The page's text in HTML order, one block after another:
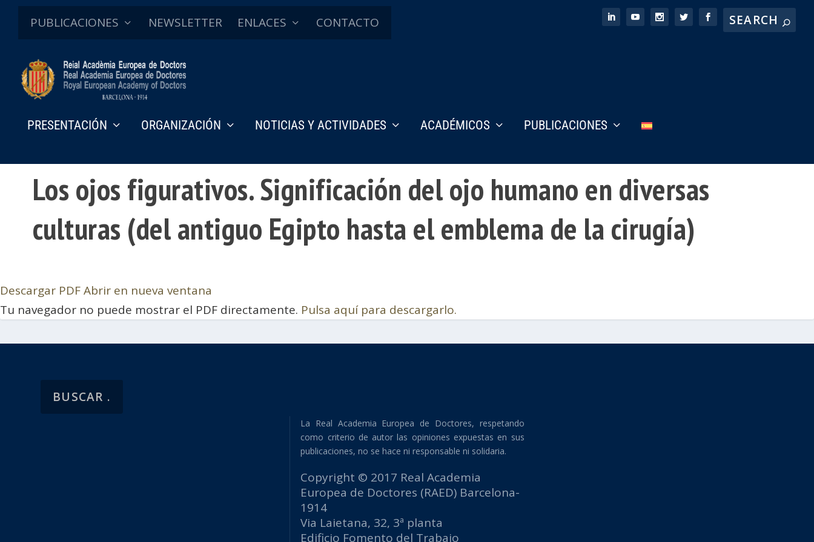
PUBLICACIONES NEWSLETTER ENLACES CONTACTO
PRESENTACIÓN ORGANIZACIÓN NOTICIAS Y ACTIVIDADES ACADÉMICOS PUBLICACIONES
Discursos de ingreso
Los ojos figurativos. Significación del ojo humano en diversas
culturas (del antiguo Egipto hasta el emblema de la cirugía)
Descargar PDFAbrir en nueva ventana
Tu navegador no puede mostrar el PDF directamente. Pulsa aquí para descargarlo.
La Real Academia Europea de Doctores, respetando
como criterio de autor las opiniones expuestas en sus
publicaciones, no se hace ni responsable ni solidaria.
Copyright © 2017 Real Academia
Europea de Doctores (RAED) Barcelona-
1914
Via Laietana, 32, 3ª planta
Edificio Fomento del Trabajo